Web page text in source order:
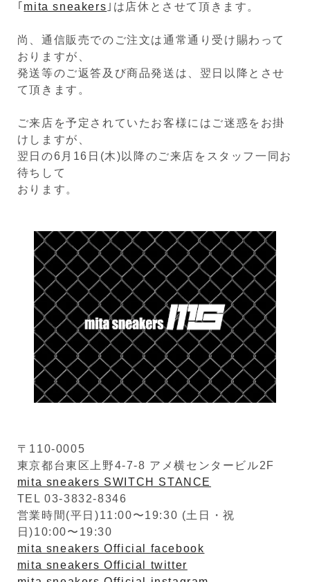
｢ mita sneakers ｣は店休とさせて頂きます。
尚、通信販売でのご注文は通常通り受け賜わって
おりますが、
発送等のご返答及び商品発送は、翌日以降とさせ
て頂きます。
ご来店を予定されていたお客様にはご迷惑をお掛
けしますが、
翌日の6月16日(木)以降のご来店をスタッフ一同お
待ちして
おります。
〒110-0005
東京都台東区上野4-7-8 アメ横センタービル2F
mita sneakers SWITCH STANCE
TEL 03-3832-8346
営業時間(平日)11:00〜19:30 (土日・祝
日)10:00〜19:30
mita sneakers Official facebook
mita sneakers Official twitter